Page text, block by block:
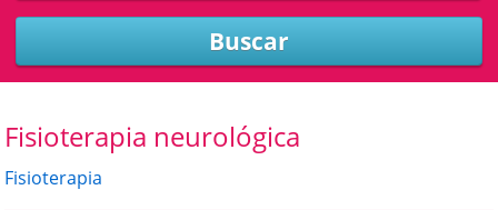
Fisioterapia neurológica
Fisioterapia